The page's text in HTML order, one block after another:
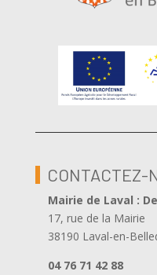
CONTACTEZ-
Mairie de Laval :
17, rue de la Mairie
38190 Laval-en-
04 76 71 42 88